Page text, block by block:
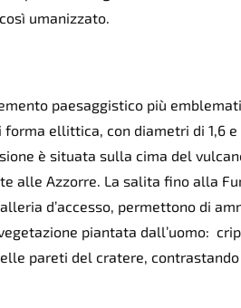
umanizzato.
paesaggistico più
forma ellittica, con diametri di 1,6
è situata sulla cima del
alle Azzorre. La salita fino alla
d’accesso, permettono di
piantata dall’uomo:
pareti del cratere,